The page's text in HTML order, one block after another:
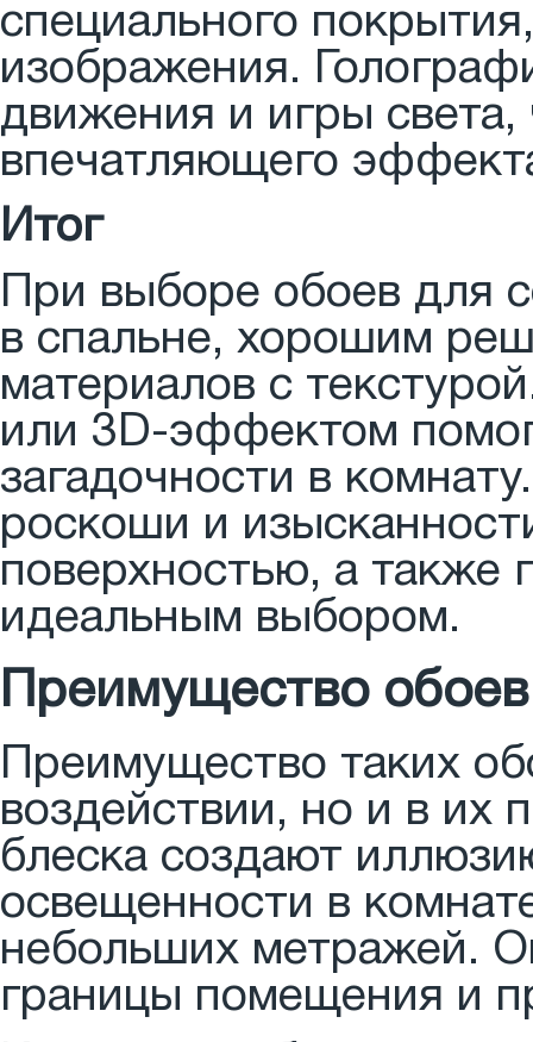
специального
изображения.
движения и игры света,
впечатляющего
Итог
При выборе обоев для
в спальне, хорошим
материалов с
или 3D-эффектом
загадочности в
роскоши и
поверхностью, а также
идеальным выбором.
Преимущество
Преимущество таких
воздействии, но и в их
блеска создают
освещенности в
небольших метражей.
границы помещения и